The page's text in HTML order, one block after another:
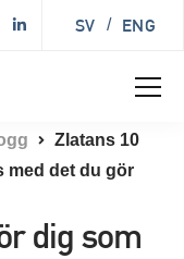
SV / ENG
Zlatans 10
med det du gör
dig som